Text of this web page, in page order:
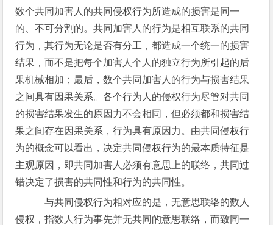
数个共同加害人的共同侵权行为所造成的损害是同一
的、不可分割的。共同加害人的行为是相互联系的共同
行为，其行为无论是否有分工，都造成一个统一的损害
结果，而不是把每个加害人个人的独立行为所引起的后
果机械相加；最后，数个共同加害人的行为与损害结果
之间具有因果关系。各个行为人的侵权行为尽管对共同
的损害结果发生的原因力不会相同，但必须都和损害结
果之间存在因果关系，行为具有原因力。由共同侵权行
为的概念可以看出，决定共同侵权行为的最本质特征是
主观原因，即共同加害人必须有意思上的联络，共同过
错决定了损害的共同性和行为的共同性。
与共同侵权行为相对应的是，无意思联络的数人
侵权，指数人行为事先并无共同的意思联络，而致同一